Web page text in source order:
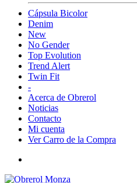
Cápsula Bicolor
Denim
New
No Gender
Top Evolution
Trend Alert
Twin Fit
-
Acerca de Obrerol
Noticias
Contacto
Mi cuenta
Ver Carro de la Compra